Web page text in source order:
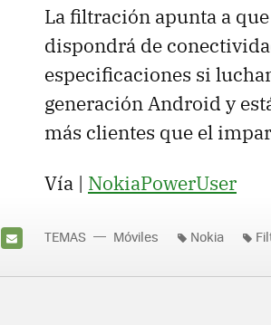
La filtración apunta a
dispondrá de
especificaciones si
generación Android y
más clientes que el
Vía | NokiaPowerUser
MAIL
TEMAS Móviles Nokia